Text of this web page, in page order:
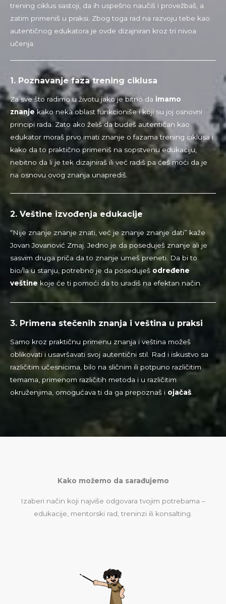
trening ciklus sastoji, da ih uspešno naučiš i provežbaš, a
zatim primeniš u praksi. Zbog toga rad na razvoju tebe kao
autentičnog edukatora je ovde dizajniran kroz tri nivoa
učenja:
1. Poznavanje faza trening ciklusa
Za sve što radimo u životu jako je bitno da imamo
znanjekako neka oblast funkcioniše i koji su joj osnovni
principi rada. Zato ako želiš da budeš autentičan kao
edukator moraš prvo imati znanje o fazama trening ciklusa i
kako da to praktično primeniš na sopstvenu edukaciju,
nebitno da li je tek dizajniraš ili već radiš pa ćeš moći da je
na osnovu ovog znanja unaprediš.
2. Veštine izvođenja edukacije
“Nije znanje znanje znati, već je znanje znanje dati” kaže
Jovan Jovanović Zmaj. Jedno je da poseduješ znanje ali je
sasvim druga priča da to znanje umeš preneti. Da bi to
bio/la u stanju, potrebno je da poseduješ određene
veštine koje će ti pomoći da to uradiš na efektan način.
3. Primena stečenih znanja i veština u praksi
Samo kroz praktičnu primenu znanja i veština možeš
oblikovati i usavršavati svoj autentični stil. Rad i iskustvo sa
različitim učesnicima, bilo na sličnim ili potpuno različitim
temama, primenom različitih metoda i u različitim
okruženjima, omogućava ti da ga prepoznaš i ojačaš
Kako možemo da sarađujemo
Izaberi način koji najviše odgovara tvojim potrebama –
edukacije, mentorski rad, treninzi ili konsalting.